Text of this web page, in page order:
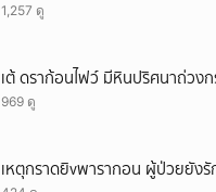
1,257 ดู
เต้ ดราก้อนไฟว์ มีหินปริศนาถ่วงก
969 ดู
เหตุกราดยิvพารากอน ผู้ป่วยยัง